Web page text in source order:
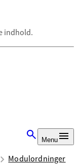
indhold.
Menu
Modulordninger